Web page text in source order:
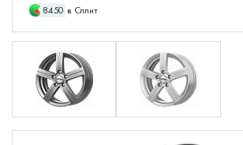
8450 в Сплит